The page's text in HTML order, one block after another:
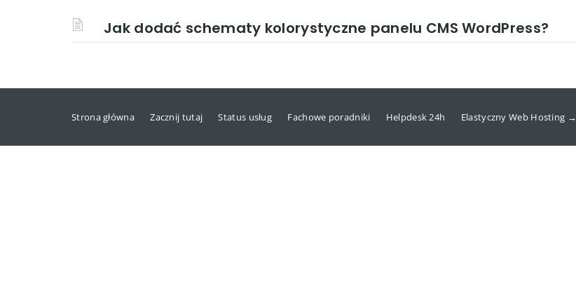
Jak dodać schematy kolorystyczne panelu CMS WordPress?
Strona główna Zacznij tutaj Status usług Fachowe poradniki Helpdesk 24h Elastyczny Web Hosting →